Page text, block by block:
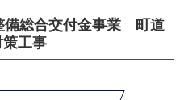
総合交付金事業 町道
工事